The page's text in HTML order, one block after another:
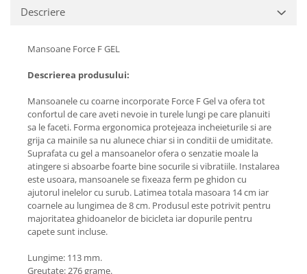
Descriere
Mansoane Force F GEL
Descrierea produsului:
Mansoanele cu coarne incorporate Force F Gel va ofera tot
confortul de care aveti nevoie in turele lungi pe care planuiti
sa le faceti. Forma ergonomica protejeaza incheieturile si are
grija ca mainile sa nu alunece chiar si in conditii de umiditate.
Suprafata cu gel a mansoanelor ofera o senzatie moale la
atingere si absoarbe foarte bine socurile si vibratiile. Instalarea
este usoara, mansoanele se fixeaza ferm pe ghidon cu
ajutorul inelelor cu surub. Latimea totala masoara 14 cm iar
coarnele au lungimea de 8 cm. Produsul este potrivit pentru
majoritatea ghidoanelor de bicicleta iar dopurile pentru
capete sunt incluse.
Lungime: 113 mm.
Greutate: 276 grame.